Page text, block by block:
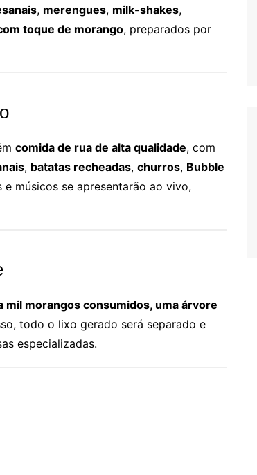
, merengues, milk-shakes,
toque de morango, preparados por
comida de rua de alta qualidade, com
, batatas recheadas, churros, Bubble
músicos se apresentarão ao vivo,
mil morangos consumidos, uma árvore
todo o lixo gerado será separado e
especializadas.